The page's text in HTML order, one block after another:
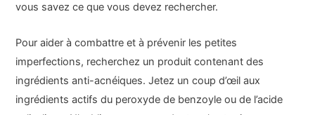
vous savez ce que vous devez rechercher.
Pour aider à combattre et à prévenir les petites
imperfections, recherchez un produit contenant des
ingrédients anti-acnéiques. Jetez un coup d’œil aux
ingrédients actifs du peroxyde de benzoyle ou de l’acide